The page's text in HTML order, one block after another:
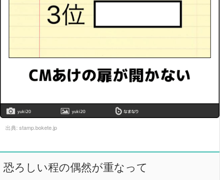
出典: stamp.bokete.jp
恐ろしい程の偶然が重なって